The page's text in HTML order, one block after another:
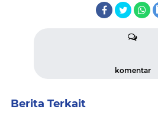
komentar
Berita Terkait